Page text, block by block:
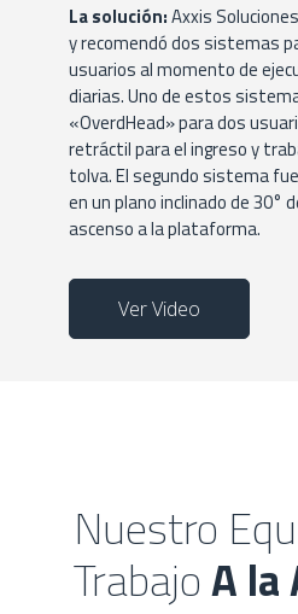
La solución:Axxis
y recomendó dos sistemas
usuarios al momento de
diarias. Uno de estos
«OverdHead» para dos
retráctil para el ingreso y
tolva. El segundo sistema
en un plano inclinado de 30°
ascenso a la plataforma.
Ver Video
Nuestro
TrabajoA la